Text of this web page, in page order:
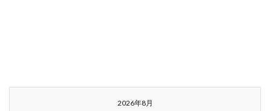
2026年8月